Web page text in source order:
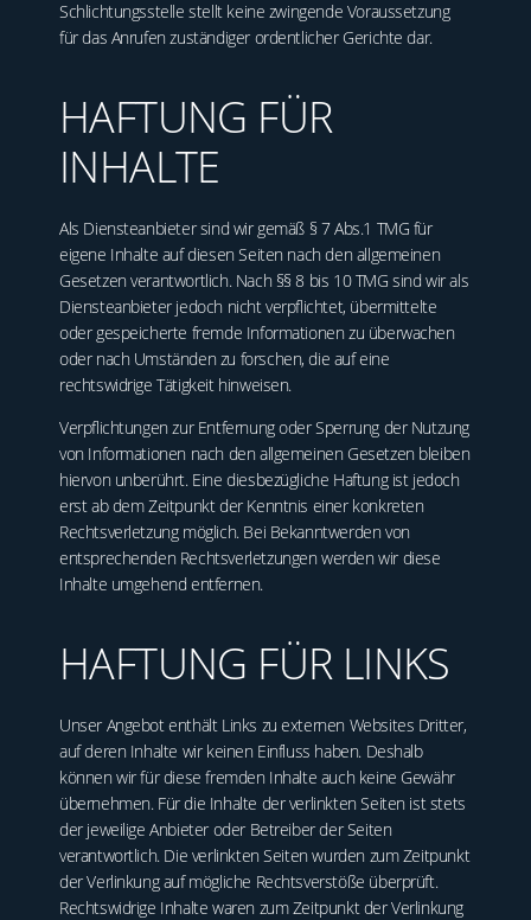
Schlichtungsstelle stellt keine zwingende Voraussetzung
für das Anrufen zuständiger ordentlicher Gerichte dar.
HAFTUNG FÜR
INHALTE
Als Diensteanbieter sind wir gemäß § 7 Abs.1 TMG für
eigene Inhalte auf diesen Seiten nach den allgemeinen
Gesetzen verantwortlich. Nach §§ 8 bis 10 TMG sind wir als
Diensteanbieter jedoch nicht verpflichtet, übermittelte
oder gespeicherte fremde Informationen zu überwachen
oder nach Umständen zu forschen, die auf eine
rechtswidrige Tätigkeit hinweisen.
Verpflichtungen zur Entfernung oder Sperrung der Nutzung
von Informationen nach den allgemeinen Gesetzen bleiben
hiervon unberührt. Eine diesbezügliche Haftung ist jedoch
erst ab dem Zeitpunkt der Kenntnis einer konkreten
Rechtsverletzung möglich. Bei Bekanntwerden von
entsprechenden Rechtsverletzungen werden wir diese
Inhalte umgehend entfernen.
HAFTUNG FÜR LINKS
Unser Angebot enthält Links zu externen Websites Dritter,
auf deren Inhalte wir keinen Einfluss haben. Deshalb
können wir für diese fremden Inhalte auch keine Gewähr
übernehmen. Für die Inhalte der verlinkten Seiten ist stets
der jeweilige Anbieter oder Betreiber der Seiten
verantwortlich. Die verlinkten Seiten wurden zum Zeitpunkt
der Verlinkung auf mögliche Rechtsverstöße überprüft.
Rechtswidrige Inhalte waren zum Zeitpunkt der Verlinkung